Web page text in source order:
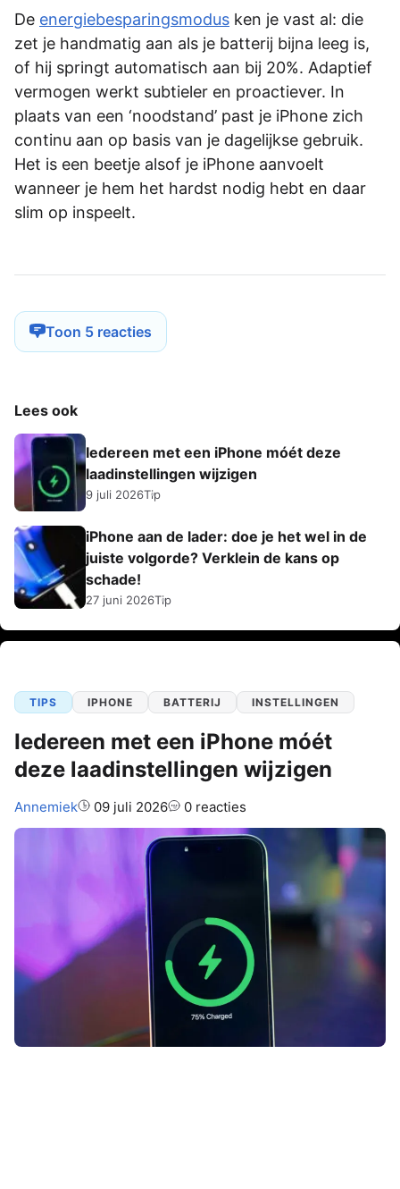
De energiebesparingsmodus ken je vast al: die
zet je handmatig aan als je batterij bijna leeg is,
of hij springt automatisch aan bij 20%. Adaptief
vermogen werkt subtieler en proactiever. In
plaats van een ‘noodstand’ past je iPhone zich
continu aan op basis van je dagelijkse gebruik.
Het is een beetje alsof je iPhone aanvoelt
wanneer je hem het hardst nodig hebt en daar
slim op inspeelt.
Toon 5 reacties
Lees ook
Iedereen met een iPhone móét deze
laadinstellingen wijzigen
9 juli 2026Tip
iPhone aan de lader: doe je het wel in de
juiste volgorde? Verklein de kans op
schade!
27 juni 2026Tip
TIPS IPHONE BATTERIJ INSTELLINGEN
Iedereen met een iPhone móét
deze laadinstellingen wijzigen
Auteur:
Annemiek 09 juli 2026 0 reacties